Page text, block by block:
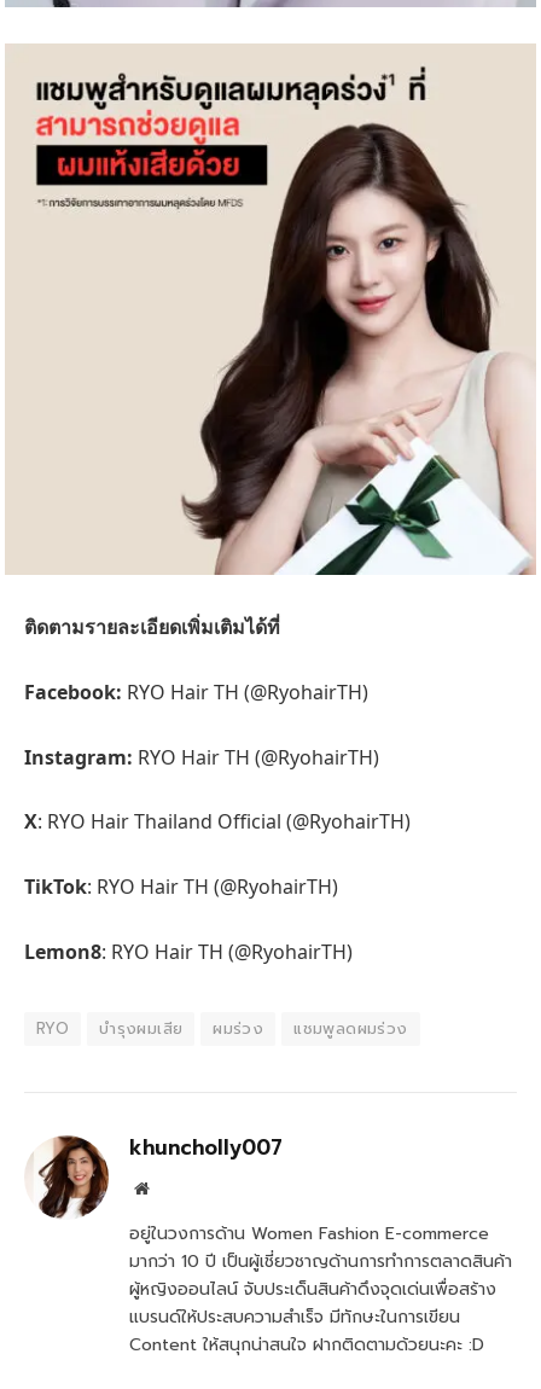
ติดตามรายละเอียดเพิ่มเติมได้ที่
Facebook: RYO Hair TH (@RyohairTH)
Instagram: RYO Hair TH (@RyohairTH)
X: RYO Hair Thailand Official (@RyohairTH)
TikTok: RYO Hair TH (@RyohairTH)
Lemon8: RYO Hair TH (@RyohairTH)
RYO บำรุงผมเสีย ผมร่วง แชมพูลดผมร่วง
khuncholly007
Website
อยู่ในวงการด้าน Women Fashion E-commerce
มากว่า 10 ปี เป็นผู้เชี่ยวชาญด้านการทำการตลาดสินค้า
ผู้หญิงออนไลน์ จับประเด็นสินค้าดึงจุดเด่นเพื่อสร้าง
แบรนด์ให้ประสบความสำเร็จ มีทักษะในการเขียน
Content ให้สนุกน่าสนใจ ฝากติดตามด้วยนะคะ :D